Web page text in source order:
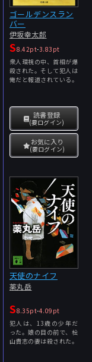
ゴールデンスラン
バー
伊坂幸太郎
S8.42pt-3.83pt
衆人環視の中、首相が爆
殺された。そして犯人は
俺だと報道されている。
読書登録
(要ログイン)
お気に入り
(要ログイン)
天使のナイフ
薬丸岳
S8.35pt-4.09pt
犯人は、13歳の少年だ
った。娘の目の前で、桧
山貴志の妻は殺された。